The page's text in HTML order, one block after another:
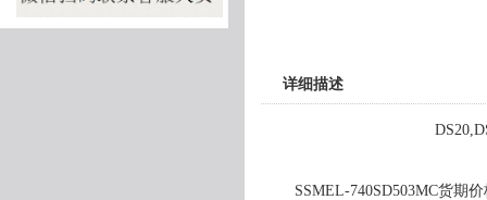
详细描述
SSMEL-740SD503MC货期